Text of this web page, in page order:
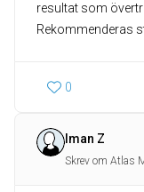
resultat som
Rekommenderas
0
Iman Z
Skrev om Atlas